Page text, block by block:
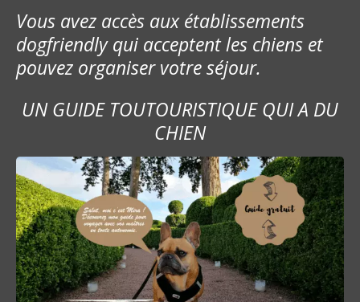
Vous avez accès aux établissements
dogfriendly qui acceptent les chiens et
pouvez organiser votre séjour.
UN GUIDE TOUTOURISTIQUE QUI A DU
CHIEN